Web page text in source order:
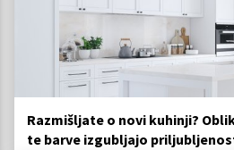
Razmišljate o novi kuhinji?
te barve izgubljajo